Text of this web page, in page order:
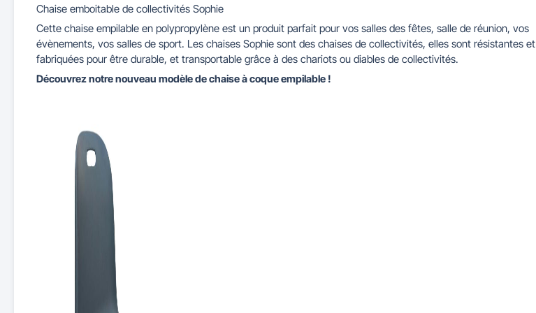
Cendriers urbains
Maitrise d'accès et parking Barrières de ville
Séparateurs de voie Industrie & Travaux Publics
Illuminations de Noël
Mobilier de bureau
Tableaux d'école Mobilier pour crèches & maternelles
Chaise emboitable de collectivités Sophie
Cette chaise empilable en polypropylène est un produit parfait pour vos salles des fêtes, salle de réunion, vos
évènements, vos salles de sport. Les chaises Sophie sont des chaises de collectivités, elles sont résistantes et
fabriquées pour être durable, et transportable grâce à des chariots ou diables de collectivités.
Découvrez notre nouveau modèle de chaise à coque empilable !